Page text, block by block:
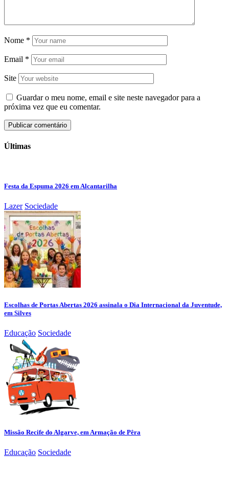
Nome *
Email *
Site
Guardar o meu nome, email e site neste navegador para a
próxima vez que eu comentar.
Últimas
Festa da Espuma 2026 em Alcantarilha
Lazer Sociedade
Escolhas de Portas Abertas 2026 assinala o Dia Internacional da Juventude,
em Silves
Educação Sociedade
Missão Recife do Algarve, em Armação de Pêra
Educação Sociedade